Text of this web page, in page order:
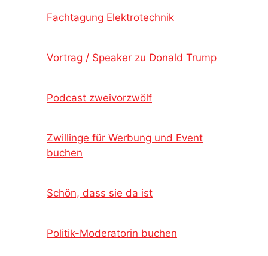
Fachtagung Elektrotechnik
Vortrag / Speaker zu Donald Trump
Podcast zweivorzwölf
Zwillinge für Werbung und Event
buchen
Schön, dass sie da ist
Politik-Moderatorin buchen